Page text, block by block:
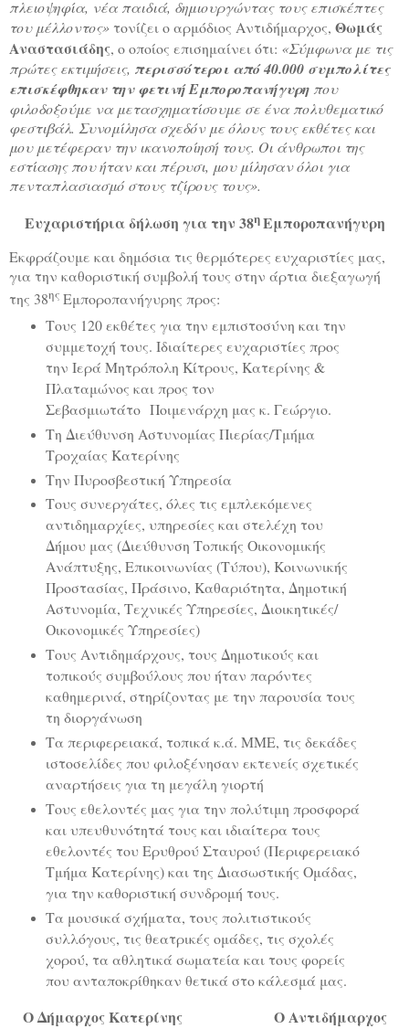
πλειοψηφία, νέα παιδιά, δημιουργώντας τους επισκέπτες
του μέλλοντος» τονίζει ο αρμόδιος Αντιδήμαρχος, Θωμάς
Αναστασιάδης, ο οποίος επισημαίνει ότι: «Σύμφωνα με τις
πρώτες εκτιμήσεις, περισσότεροι από 40.000 συμπολίτες
επισκέφθηκαν την φετινή Εμποροπανήγυρη που
φιλοδοξούμε να μετασχηματίσουμε σε ένα πολυθεματικό
φεστιβάλ. Συνομίλησα σχεδόν με όλους τους εκθέτες και
μου μετέφεραν την ικανοποίησή τους. Οι άνθρωποι της
εστίασης που ήταν και πέρυσι, μου μίλησαν όλοι για
πενταπλασιασμό στους τζίρους τους».
Ευχαριστήρια δήλωση για την 38ηΕμποροπανήγυρη
Εκφράζουμε και δημόσια τις θερμότερες ευχαριστίες μας,
για την καθοριστική συμβολή τους στην άρτια διεξαγωγή
της 38ης Εμποροπανήγυρης προς:
Τους 120 εκθέτες για την εμπιστοσύνη και την
συμμετοχή τους. Ιδιαίτερες ευχαριστίες προς
την Ιερά Μητρόπολη Κίτρους, Κατερίνης &
Πλαταμώνος και προς τον
Σεβασμιωτάτο Ποιμενάρχη μας κ. Γεώργιο.
Τη Διεύθυνση Αστυνομίας Πιερίας/Τμήμα
Τροχαίας Κατερίνης
Την Πυροσβεστική Υπηρεσία
Τους συνεργάτες, όλες τις εμπλεκόμενες
αντιδημαρχίες, υπηρεσίες και στελέχη του
Δήμου μας (Διεύθυνση Τοπικής Οικονομικής
Ανάπτυξης, Επικοινωνίας (Τύπου), Κοινωνικής
Προστασίας, Πράσινο, Καθαριότητα, Δημοτική
Αστυνομία, Τεχνικές Υπηρεσίες, Διοικητικές/
Οικονομικές Υπηρεσίες)
Τους Αντιδημάρχους, τους Δημοτικούς και
τοπικούς συμβούλους που ήταν παρόντες
καθημερινά, στηρίζοντας με την παρουσία τους
τη διοργάνωση
Τα περιφερειακά, τοπικά κ.ά. ΜΜΕ, τις δεκάδες
ιστοσελίδες που φιλοξένησαν εκτενείς σχετικές
αναρτήσεις για τη μεγάλη γιορτή
Τους εθελοντές μας για την πολύτιμη προσφορά
και υπευθυνότητά τους και ιδιαίτερα τους
εθελοντές του Ερυθρού Σταυρού (Περιφερειακό
Τμήμα Κατερίνης) και της Διασωστικής Ομάδας,
για την καθοριστική συνδρομή τους.
Τα μουσικά σχήματα, τους πολιτιστικούς
συλλόγους, τις θεατρικές ομάδες, τις σχολές
χορού, τα αθλητικά σωματεία και τους φορείς
που ανταποκρίθηκαν θετικά στο κάλεσμά μας.
Ο Δήμαρχος Κατερίνης
Ο Αντιδήμαρχος